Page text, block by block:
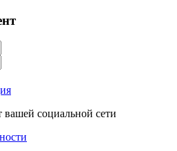
вашей социальной сети